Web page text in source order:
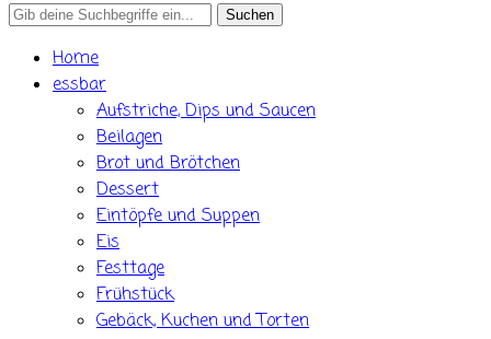
Search
Home
essbar
Aufstriche, Dips und Saucen
Beilagen
Brot und Brötchen
Dessert
Eintöpfe und Suppen
Eis
Festtage
Frühstück
Gebäck, Kuchen und Torten